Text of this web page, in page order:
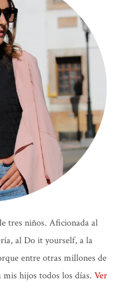
tres niños. Aficionada al
al Do it yourself, a la
entre otras millones de
hijos todos los días. Ver